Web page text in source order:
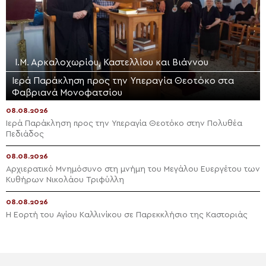
Ι.Μ. Αρκαλοχωρίου, Καστελλίου και Βιάννου
Ιερά Παράκληση προς την Υπεραγία Θεοτόκο στα
Φαβριανά Μονοφατσίου
08.08.2026
Ιερά Παράκληση προς την Υπεραγία Θεοτόκο στην Πολυθέα
Πεδιάδος
08.08.2026
Αρχιερατικό Μνημόσυνο στη μνήμη του Μεγάλου Ευεργέτου των
Κυθήρων Νικολάου Τριφύλλη
08.08.2026
Η Εορτή του Αγίου Καλλινίκου σε Παρεκκλήσιο της Καστοριάς